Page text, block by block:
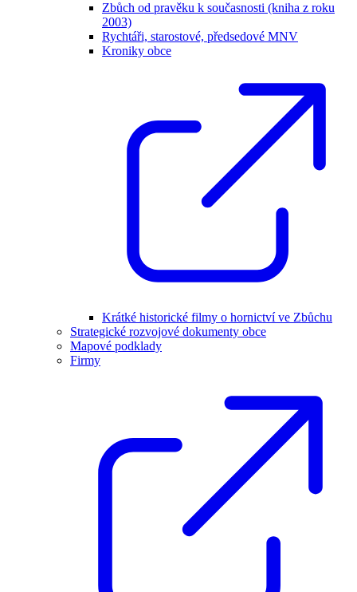
Zbůch od pravěku k současnosti (kniha z roku
2003)
Rychtáři, starostové, předsedové MNV
Kroniky obce
Krátké historické filmy o hornictví ve Zbůchu
Strategické rozvojové dokumenty obce
Mapové podklady
Firmy